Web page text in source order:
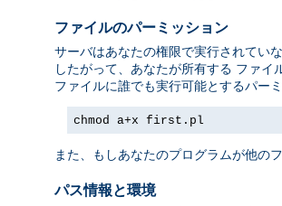
ファイルのパーミッション
サーバはあなたの権限で実行されてい
したがって、あなたが所有する ファイ
ファイルに誰でも実行可能とするパー
chmod a+x first.pl
また、もしあなたのプログラムが他の
パス情報と環境